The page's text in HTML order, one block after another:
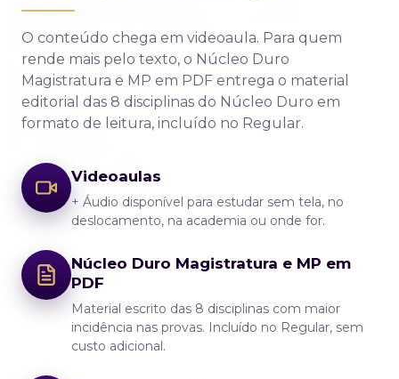
O conteúdo chega em videoaula. Para quem
rende mais pelo texto, o Núcleo Duro
Magistratura e MP em PDF entrega o material
editorial das 8 disciplinas do Núcleo Duro em
formato de leitura, incluído no Regular.
Videoaulas
+ Áudio disponível para estudar sem tela, no
deslocamento, na academia ou onde for.
Núcleo Duro Magistratura e MP em
PDF
Material escrito das 8 disciplinas com maior
incidência nas provas. Incluído no Regular, sem
custo adicional.